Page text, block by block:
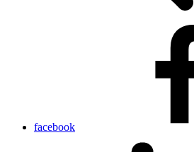
facebook